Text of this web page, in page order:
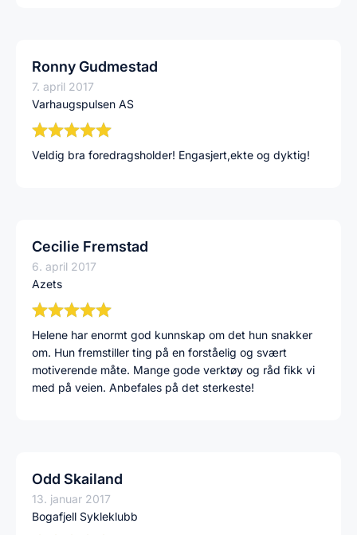
Ronny Gudmestad
7. april 2017
Varhaugspulsen AS
Veldig bra foredragsholder! Engasjert,ekte og dyktig!
Cecilie Fremstad
6. april 2017
Azets
Helene har enormt god kunnskap om det hun snakker
om. Hun fremstiller ting på en forståelig og svært
motiverende måte. Mange gode verktøy og råd fikk vi
med på veien. Anbefales på det sterkeste!
Odd Skailand
13. januar 2017
Bogafjell Sykleklubb